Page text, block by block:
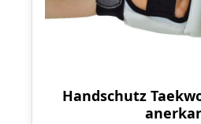
Handschutz